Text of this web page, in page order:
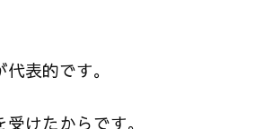
表的です。
けたからです。